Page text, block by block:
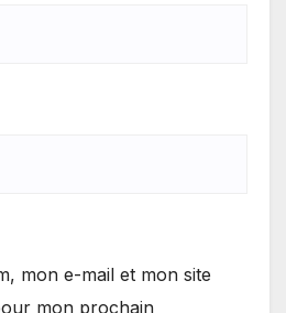
mon e-mail et mon site
mon prochain